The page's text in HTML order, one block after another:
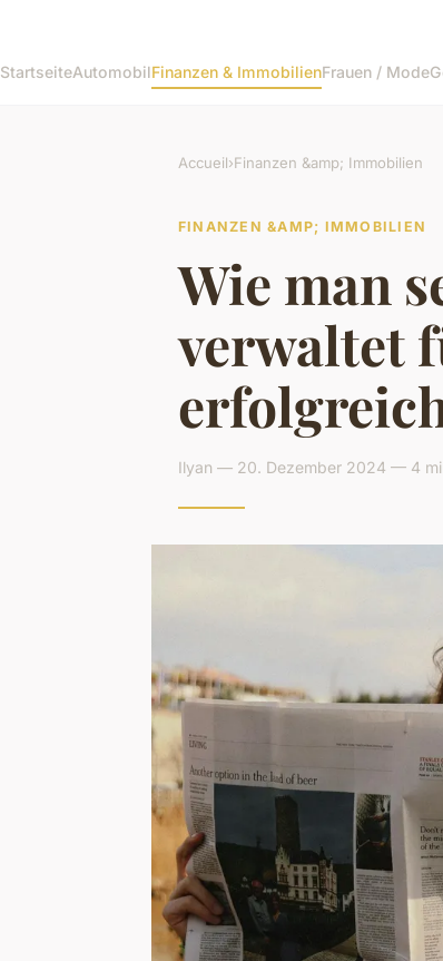
StartseiteAutomobilFinanzen & ImmobilienFrauen / Mode
Accueil›Finanzen &amp; Immobilien
FINANZEN &AMP; IMMOBILIEN
Wie man
verwaltet
Ilyan — 20. Dezember 2024 — 4